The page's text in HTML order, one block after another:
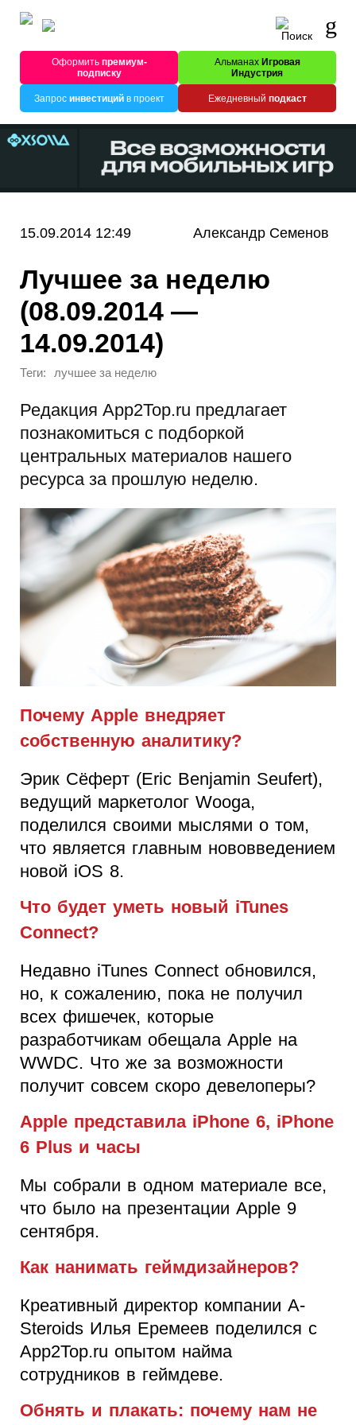
Оформитьпремиум-
подписку
Альманах Игровая
Индустрия
Запрос инвестицийв проект Ежедневный подкаст
15.09.2014 12:49 Александр Семенов
Лучшее за неделю
(08.09.2014 —
14.09.2014)
Теги: лучшее за неделю
Редакция App2Top.ru предлагает
познакомиться с подборкой
центральных материалов нашего
ресурса за прошлую неделю.
Почему Apple внедряет
собственную аналитику?
Эрик Сёферт (Eric Benjamin Seufert),
ведущий маркетолог Wooga,
поделился своими мыслями о том,
что является главным нововведением
новой iOS 8.
Что будет уметь новый iTunes
Connect?
Недавно iTunes Connect обновился,
но, к сожалению, пока не получил
всех фишечек, которые
разработчикам обещала Apple на
WWDC. Что же за возможности
получит совсем скоро девелоперы?
Apple представила iPhone 6, iPhone
6 Plus и часы
Мы собрали в одном материале все,
что было на презентации Apple 9
сентября.
Как нанимать геймдизайнеров?
Креативный директор компании A-
Steroids Илья Еремеев поделился с
App2Top.ru опытом найма
сотрудников в геймдеве.
Обнять и плакать: почему нам не